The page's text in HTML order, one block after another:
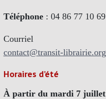
Téléphone: 04 86 77 10 69
Courriel
contact@transit-librairie.org
Horaires d’été
À partir du mardi 7 juillet